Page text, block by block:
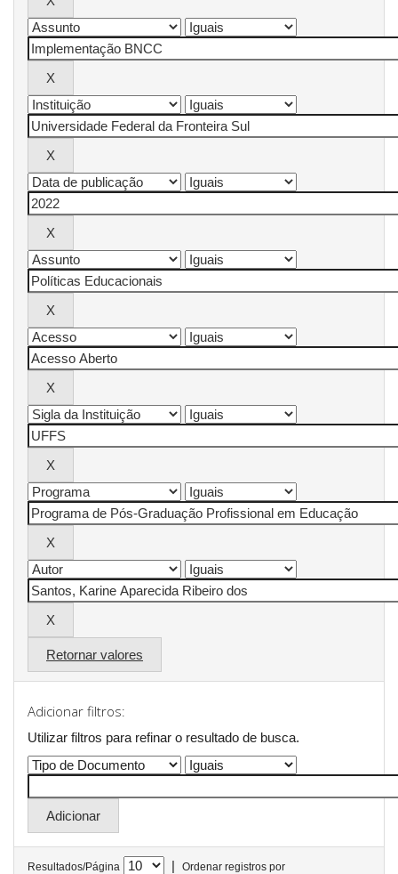
Retornar valores
Adicionar filtros:
Utilizar filtros para refinar o resultado de busca.
Resultados/Página |
Ordenar registros por